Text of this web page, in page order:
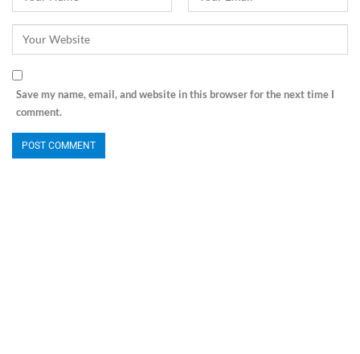
Save my name, email, and website in this browser for the next time I
comment.